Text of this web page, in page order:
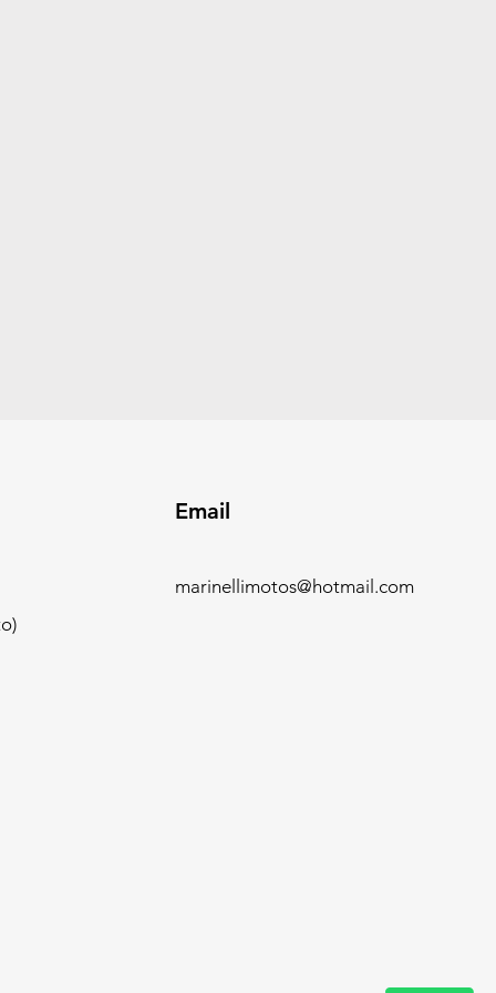
Email
marinellimotos@hotmail.com